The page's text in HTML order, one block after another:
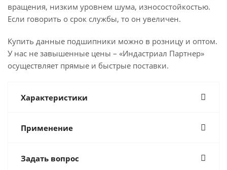
вращения, низким уровнем шума, износостойкостью.
Если говорить о срок службы, то он увеличен.
Купить данные подшипники можно в розницу и оптом.
У нас не завышенные цены – «Индастриал Партнер»
осуществляет прямые и быстрые поставки.
Характеристики
Применение
Задать вопрос